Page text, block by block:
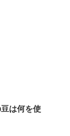
は何を使